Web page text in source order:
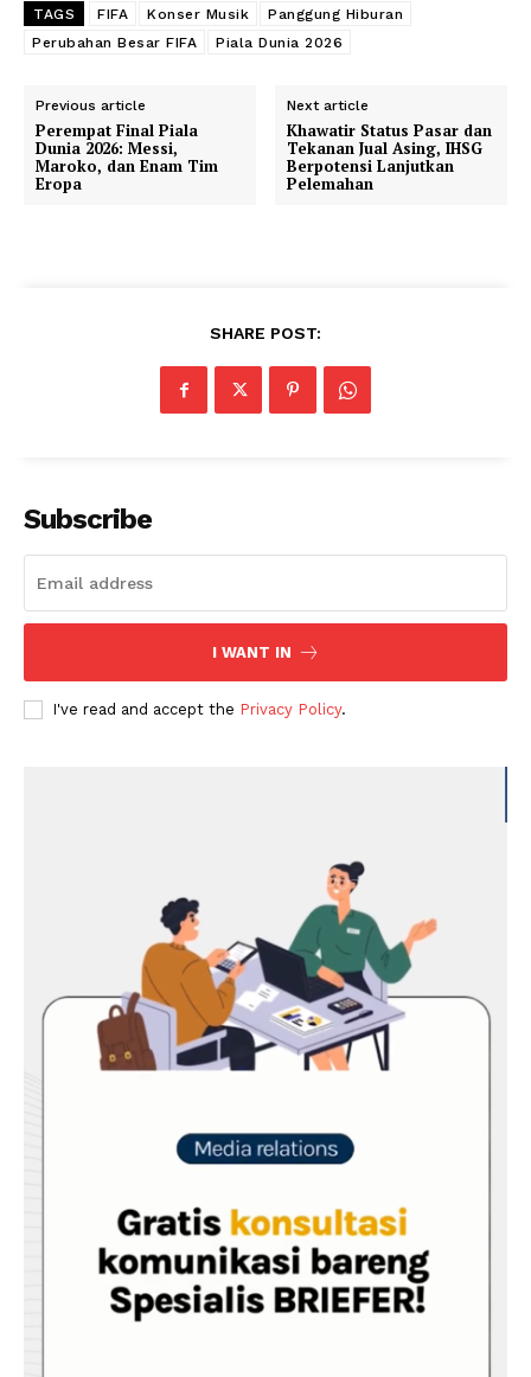
TAGS FIFA Konser Musik
Panggung Hiburan
Perubahan Besar FIFA
Piala Dunia 2026
Previous article
Perempat Final Piala
Dunia 2026: Messi,
Maroko, dan Enam Tim
Eropa
Next article
Khawatir Status Pasar dan
Tekanan Jual Asing, IHSG
Berpotensi Lanjutkan
Pelemahan
SHARE POST:
Subscribe
I WANT IN
I've read and accept the Privacy Policy.